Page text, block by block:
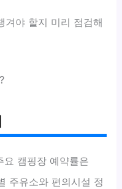
겨야 할지 미리 점검해
요 캠핑장 예약률은
주유소와 편의시설 정